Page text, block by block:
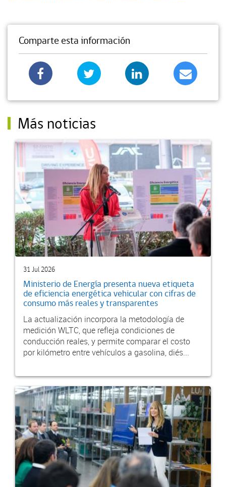
Comparte esta información
Más noticias
31 Jul 2026
Ministerio de Energía presenta nueva etiqueta
de eficiencia energética vehicular con cifras de
consumo más reales y transparentes
La actualización incorpora la metodología de
medición WLTC, que refleja condiciones de
conducción reales, y permite comparar el costo
por kilómetro entre vehículos a gasolina, diés...